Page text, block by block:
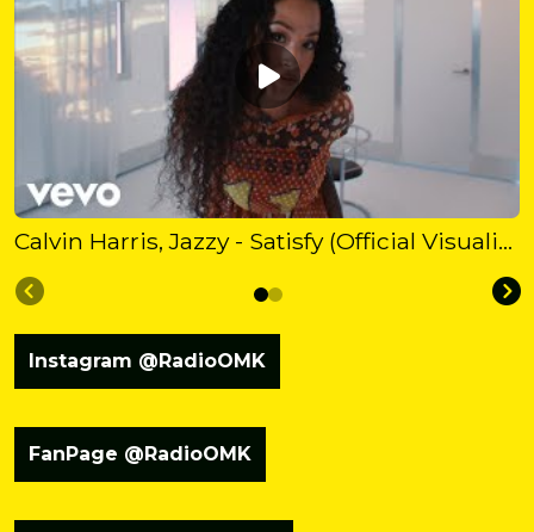
Calvin Harris, Jazzy - Satisfy (Official Visualiser)
Instagram @RadioOMK
FanPage @RadioOMK